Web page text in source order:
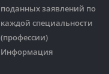
поданных заявлений по
каждой специальности
(профессии)
Информация